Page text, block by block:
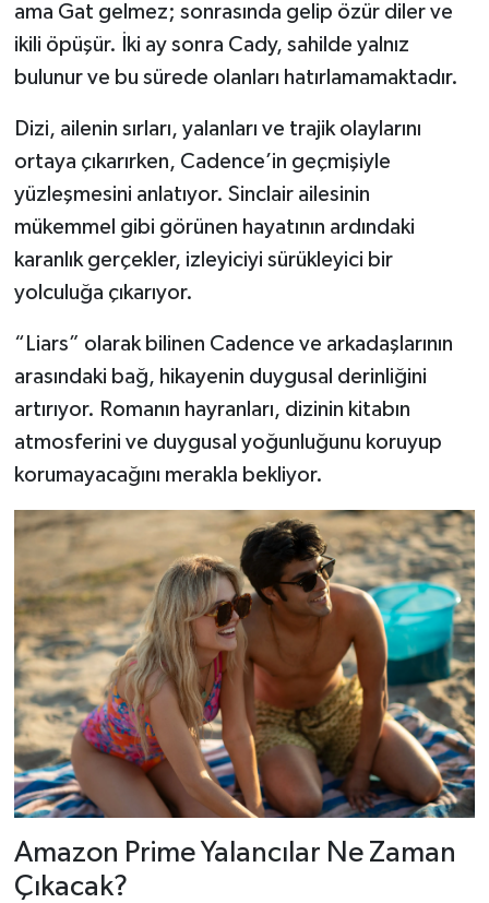
ama Gat gelmez; sonrasında gelip özür diler ve
ikili öpüşür. İki ay sonra Cady, sahilde yalnız
bulunur ve bu sürede olanları hatırlamamaktadır.
Dizi, ailenin sırları, yalanları ve trajik olaylarını
ortaya çıkarırken, Cadence’in geçmişiyle
yüzleşmesini anlatıyor. Sinclair ailesinin
mükemmel gibi görünen hayatının ardındaki
karanlık gerçekler, izleyiciyi sürükleyici bir
yolculuğa çıkarıyor.
“Liars” olarak bilinen Cadence ve arkadaşlarının
arasındaki bağ, hikayenin duygusal derinliğini
artırıyor. Romanın hayranları, dizinin kitabın
atmosferini ve duygusal yoğunluğunu koruyup
korumayacağını merakla bekliyor.
Amazon Prime Yalancılar Ne Zaman
Çıkacak?